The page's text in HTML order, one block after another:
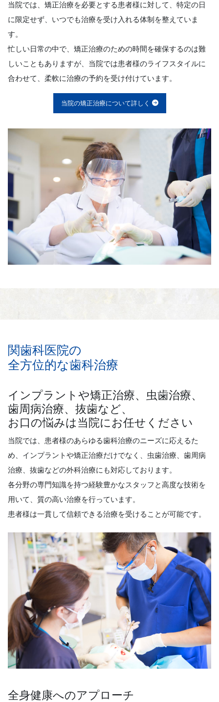
当院では、矯正治療を必要とする患者様に対して、特定の日
に限定せず、いつでも治療を受け入れる体制を整えていま
す。
忙しい日常の中で、矯正治療のための時間を確保するのは難
しいこともありますが、当院では患者様のライフスタイルに
合わせて、柔軟に治療の予約を受け付けています。
当院の矯正治療について詳しく
関歯科医院の
全方位的な歯科治療
インプラントや矯正治療、虫歯治療、
歯周病治療、抜歯など、
お口の悩みは当院にお任せください
当院では、患者様のあらゆる歯科治療のニーズに応えるた
め、インプラントや矯正治療だけでなく、虫歯治療、歯周病
治療、抜歯などの外科治療にも対応しております。
各分野の専門知識を持つ経験豊かなスタッフと高度な技術を
用いて、質の高い治療を行っています。
患者様は一貫して信頼できる治療を受けることが可能です。
全身健康へのアプローチ